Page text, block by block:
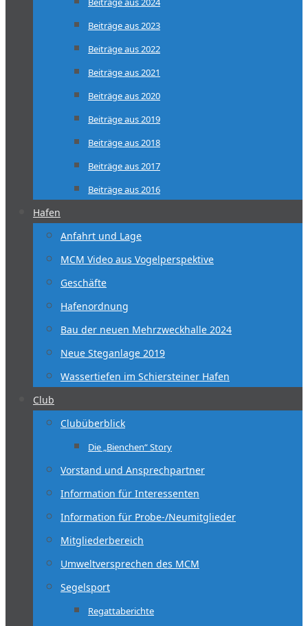
Beiträge aus 2023
Beiträge aus 2022
Beiträge aus 2021
Beiträge aus 2020
Beiträge aus 2019
Beiträge aus 2018
Beiträge aus 2017
Beiträge aus 2016
Hafen
Anfahrt und Lage
MCM Video aus Vogelperspektive
Geschäfte
Hafenordnung
Bau der neuen Mehrzweckhalle 2024
Neue Steganlage 2019
Wassertiefen im Schiersteiner Hafen
Club
Clubüberblick
Die „Bienchen“ Story
Vorstand und Ansprechpartner
Information für Interessenten
Information für Probe-/Neumitglieder
Mitgliederbereich
Umweltversprechen des MCM
Segelsport
Regattaberichte